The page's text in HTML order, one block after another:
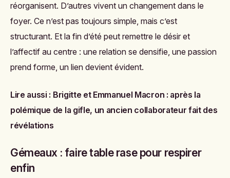
réorganisent. D’autres vivent un changement dans le
foyer. Ce n’est pas toujours simple, mais c’est
structurant. Et la fin d’été peut remettre le désir et
l’affectif au centre : une relation se densifie, une passion
prend forme, un lien devient évident.
Lire aussi : Brigitte et Emmanuel Macron : après la
polémique de la gifle, un ancien collaborateur fait des
révélations
Gémeaux : faire table rase pour respirer
enfin